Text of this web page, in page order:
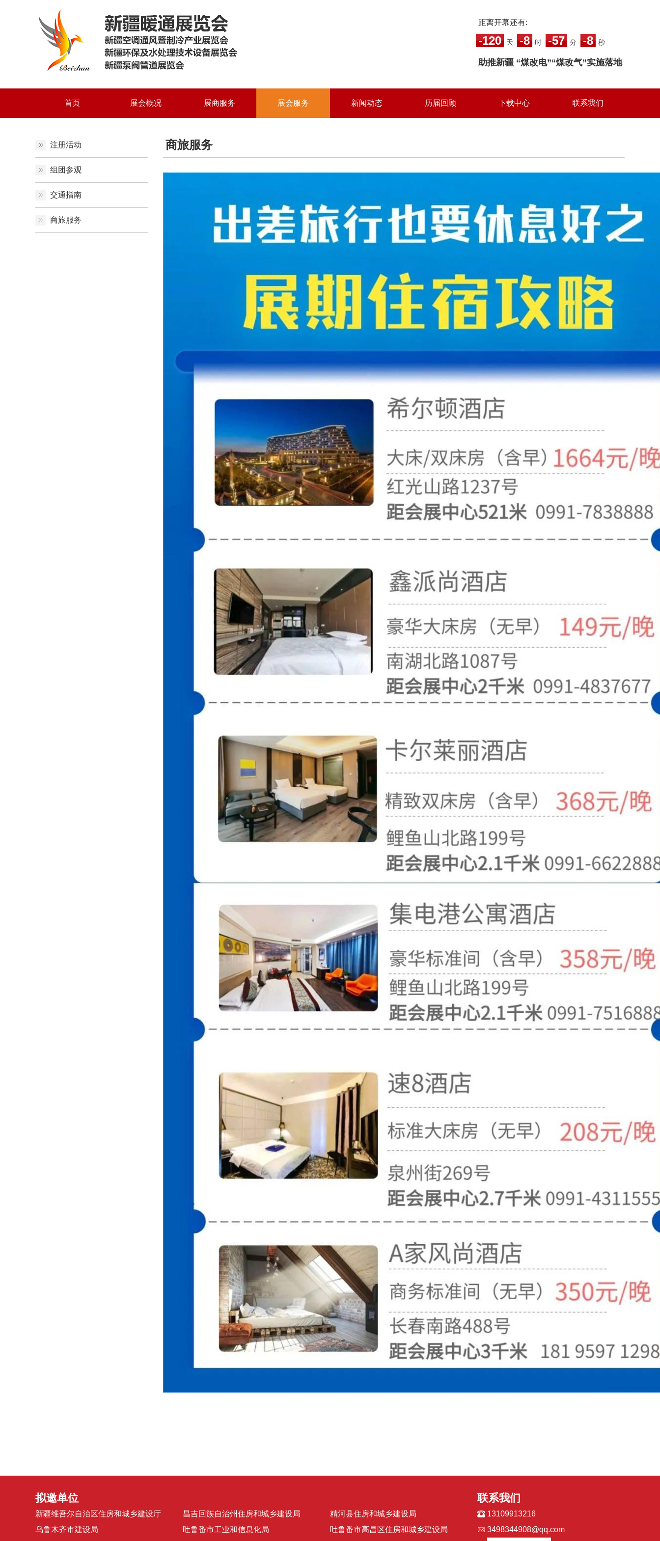
距离开幕还有:
-120 天 -8 时 -57 分 -9 秒
助推新疆 “煤改电”“煤改气”实施落地
首页 展会概况 展商服务 展会服务 新闻动态 历届回顾 下载中心 联系我们
注册活动
组团参观
交通指南
商旅服务
商旅服务
拟邀单位
新疆维吾尔自治区住房和城乡建设厅
乌鲁木齐市建设局
昌吉回族自治州住房和城乡建设局
吐鲁番市工业和信息化局
精河县住房和城乡建设局
吐鲁番市高昌区住房和城乡建设局
联系我们
13109913216
3498344908@qq.com